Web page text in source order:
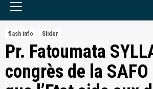
flash info Slider
Pr. Fatoumata
congrès de la